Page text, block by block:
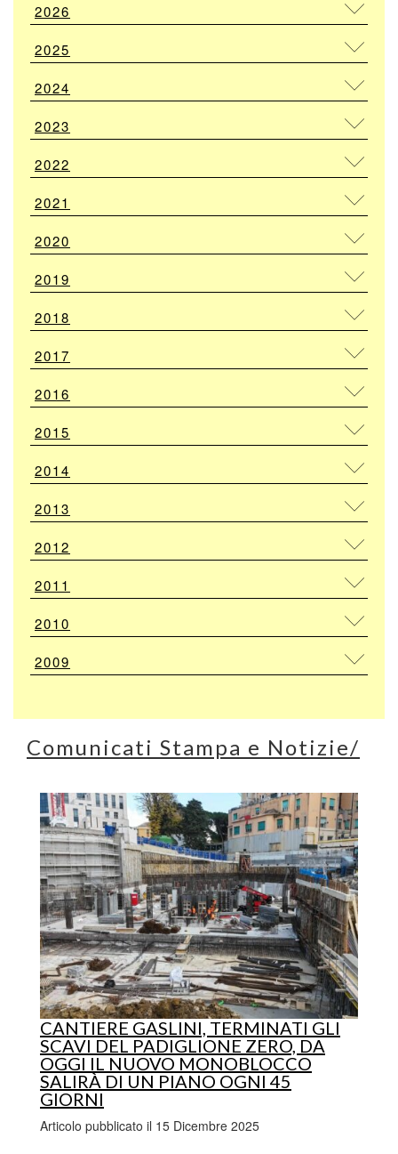
2026
2025
2024
2023
2022
2021
2020
2019
2018
2017
2016
2015
2014
2013
2012
2011
2010
2009
Comunicati Stampa e Notizie/
CANTIERE GASLINI, TERMINATI GLI
SCAVI DEL PADIGLIONE ZERO, DA
OGGI IL NUOVO MONOBLOCCO
SALIRÀ DI UN PIANO OGNI 45
GIORNI
Articolo pubblicato il 15 Dicembre 2025